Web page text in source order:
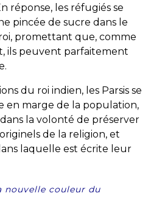
réponse, les réfugiés se
pincée de sucre dans le
promettant que, comme
ils peuvent parfaitement
du roi indien, les Parsis se
en marge de la population,
la volonté de préserver
de la religion, et
laquelle est écrite leur
nouvelle couleur du